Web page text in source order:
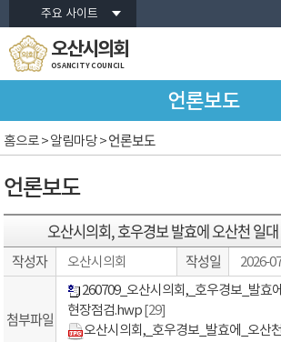
본문바로가기주요 사이트
오산시의회
OSANCITY COUNCIL
언론보도
언론보도
홈으로> 알림마당 >언론보도
오산시의회, 호우경보 발효에 오산천 일
작성자 오산시의회 작성일 2026-
첨부파일
260709_오산시의회,_호우경보_발효
현장점검.hwp [29]
오산시의회,_호우경보_발효에_오산